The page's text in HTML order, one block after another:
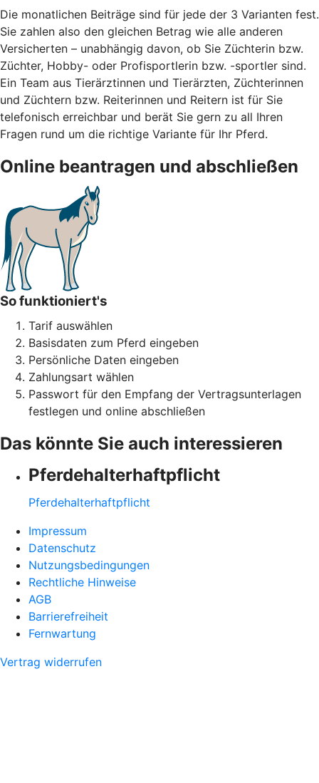
Die monatlichen Beiträge sind für jede der 3 Varianten fest.
Sie zahlen also den gleichen Betrag wie alle anderen
Versicherten – unabhängig davon, ob Sie Züchterin bzw.
Züchter, Hobby- oder Profisportlerin bzw. -sportler sind.
Ein Team aus Tierärztinnen und Tierärzten, Züchterinnen
und Züchtern bzw. Reiterinnen und Reitern ist für Sie
telefonisch erreichbar und berät Sie gern zu all Ihren
Fragen rund um die richtige Variante für Ihr Pferd.
Online beantragen und abschließen
So funktioniert's
Tarif auswählen
Basisdaten zum Pferd eingeben
Persönliche Daten eingeben
Zahlungsart wählen
Passwort für den Empfang der Vertragsunterlagen
festlegen und online abschließen
Das könnte Sie auch interessieren
Pferdehalter­haftpflicht
Pferdehalter­haftpflicht
Impressum
Datenschutz
Nutzungsbedingungen
Rechtliche Hinweise
AGB
Barrierefreiheit
Fernwartung
Vertrag widerrufen